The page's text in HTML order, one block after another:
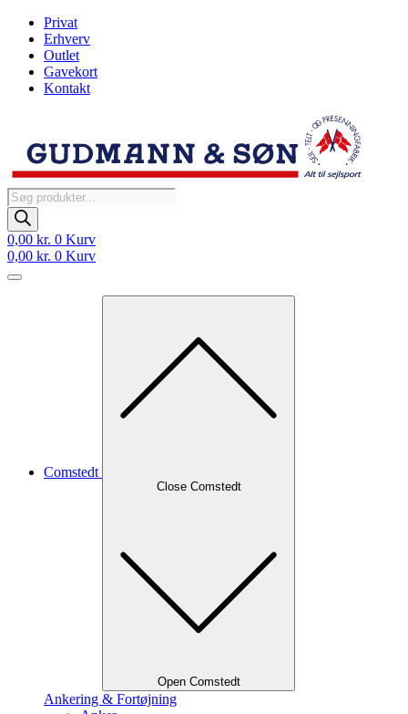
Videre
indhold
Privat
Erhverv
Outlet
Gavekort
Kontakt
Products
search
0,00 kr. 0 Kurv
0,00 kr. 0 Kurv
Comstedt
Close Comstedt
Open Comstedt
Ankering & Fortøjning